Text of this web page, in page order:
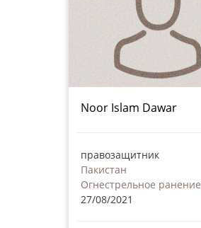
Noor Islam Dawar
правозащитник
Пакистан
Огнестрельное ранение
27/08/2021